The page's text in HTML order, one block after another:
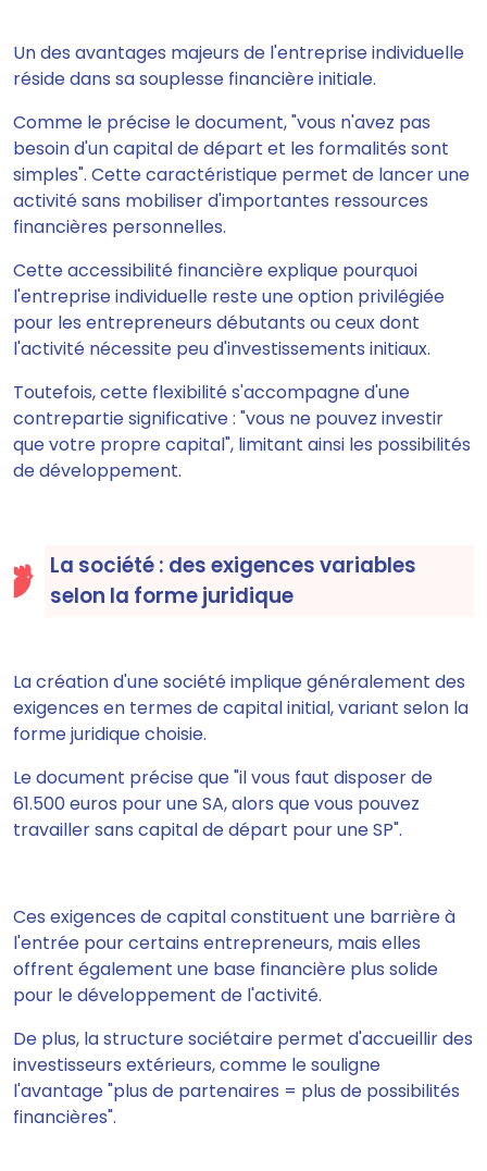
Un des avantages majeurs de l'entreprise individuelle
réside dans sa souplesse financière initiale.
Comme le précise le document, "vous n'avez pas
besoin d'un capital de départ et les formalités sont
simples". Cette caractéristique permet de lancer une
activité sans mobiliser d'importantes ressources
financières personnelles.
Cette accessibilité financière explique pourquoi
l'entreprise individuelle reste une option privilégiée
pour les entrepreneurs débutants ou ceux dont
l'activité nécessite peu d'investissements initiaux.
Toutefois, cette flexibilité s'accompagne d'une
contrepartie significative : "vous ne pouvez investir
que votre propre capital", limitant ainsi les possibilités
de développement.
La société : des exigences variables
selon la forme juridique
La création d'une société implique généralement des
exigences en termes de capital initial, variant selon la
forme juridique choisie.
Le document précise que "il vous faut disposer de
61.500 euros pour une SA, alors que vous pouvez
travailler sans capital de départ pour une SP".
Ces exigences de capital constituent une barrière à
l'entrée pour certains entrepreneurs, mais elles
offrent également une base financière plus solide
pour le développement de l'activité.
De plus, la structure sociétaire permet d'accueillir des
investisseurs extérieurs, comme le souligne
l'avantage "plus de partenaires = plus de possibilités
financières".